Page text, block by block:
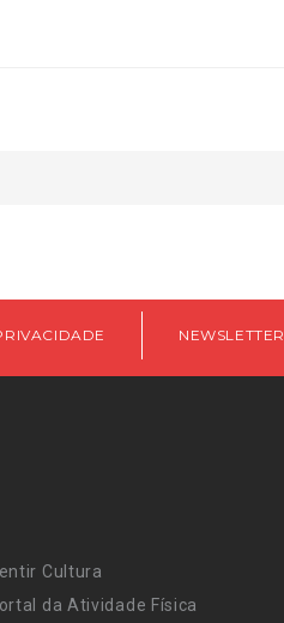
NEWSLETTER
Cultura
da Atividade Física